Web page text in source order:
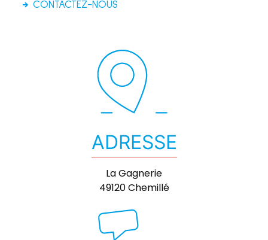
CONTACTEZ-NOUS
ADRESSE
La Gagnerie
49120 Chemillé